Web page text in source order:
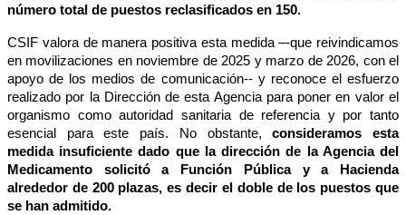
número total de puestos reclasificados en 150.
CSIF valora de manera positiva esta medida –-que reivindicamos
en movilizaciones en noviembre de 2025 y marzo de 2026, con el
apoyo de los medios de comunicación-- y reconoce el esfuerzo
realizado por la Dirección de esta Agencia para poner en valor el
organismo como autoridad sanitaria de referencia y por tanto
esencial para este país. No obstante,consideramos esta
medida insuficiente dado que la dirección de la Agencia del
Medicamento solicitó a Función Pública y a Hacienda
alrededor de 200 plazas, es decir el doble de los puestos que
se han admitido.